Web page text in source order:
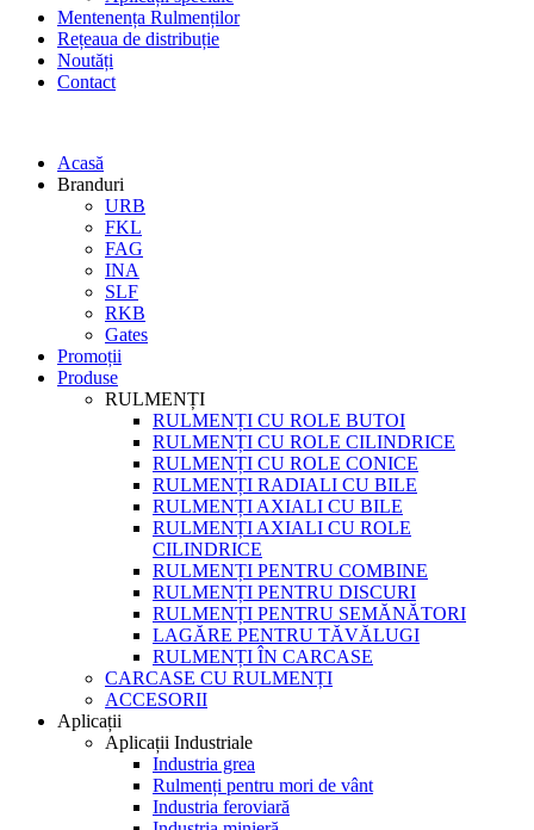
Mentenența Rulmenților
Rețeaua de distribuție
Noutăți
Contact
Acasă
Branduri
URB
FKL
FAG
INA
SLF
RKB
Gates
Promoții
Produse
RULMENȚI
RULMENȚI CU ROLE BUTOI
RULMENȚI CU ROLE CILINDRICE
RULMENȚI CU ROLE CONICE
RULMENȚI RADIALI CU BILE
RULMENȚI AXIALI CU BILE
RULMENȚI AXIALI CU ROLE
CILINDRICE
RULMENȚI PENTRU COMBINE
RULMENȚI PENTRU DISCURI
RULMENȚI PENTRU SEMĂNĂTORI
LAGĂRE PENTRU TĂVĂLUGI
RULMENȚI ÎN CARCASE
CARCASE CU RULMENȚI
ACCESORII
Aplicații
Aplicații Industriale
Industria grea
Rulmenți pentru mori de vânt
Industria feroviară